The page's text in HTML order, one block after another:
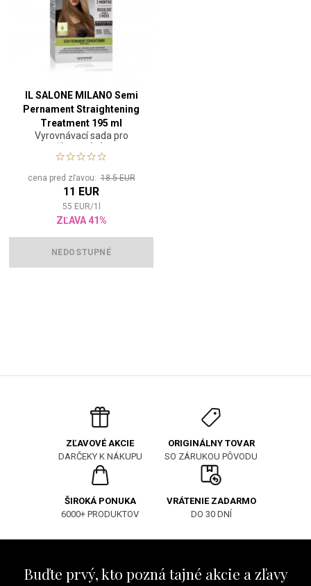
IL SALONE MILANO Semi
Pernament Straightening
Treatment 195 ml
Vyrovnávací sada pro
poškozené vlasy
cena pred zľavou:18.5 EUR
11 EUR
55 EUR/1
ZĽAVA 41%
NEDOSTUPNÉ
ZĽAVOVÉ AKCIE
DARČEKY K NÁKUPU
ORIGINÁLNY TOVAR
SO ZÁRUKOU PÔVODU
ŠIROKÁ PONUKA
6000+ PRODUKTOV
VRÁTENIE ZADARMO
DO 30 DNÍ
Buďte prvý, kto pozná tajné akcie a zľavy